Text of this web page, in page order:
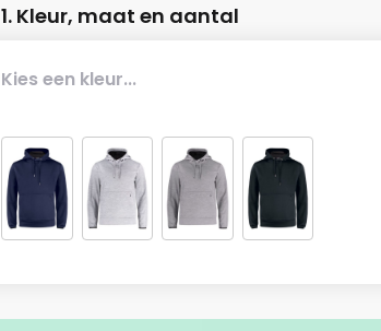
1. Kleur, maat en aantal
Kies een kleur...